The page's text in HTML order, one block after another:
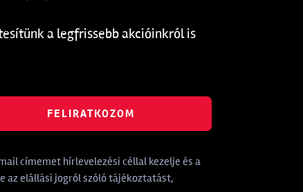
a legfrissebb akcióinkról is
FELIRATKOZOM
címemet hírlevelezési céllal kezelje és a
az elállási jogról szóló tájékoztatást,